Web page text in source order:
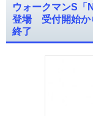
ウォークマンS「
登場 受付開始か
終了